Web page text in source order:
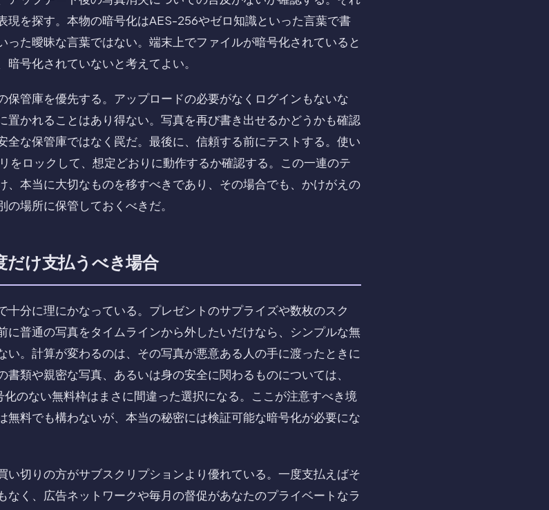
現を探す。本物の暗号化はAES-256やゼロ知識といった言葉で書
った曖昧な言葉ではない。端末上でファイルが暗号化されていると
号化されていないと考えてよい。
保管庫を優先する。アップロードの必要がなくログインもないな
置かれることはあり得ない。写真を再び書き出せるかどうかも確認
全な保管庫ではなく罠だ。最後に、信頼する前にテストする。使い
をロックして、想定どおりに動作するか確認する。この一連のテ
、本当に大切なものを移すべきであり、その場合でも、かけがえの
場所に保管しておくべきだ。
だけ支払うべき場合
十分に理にかなっている。プレゼントのサプライズや数枚のスク
に普通の写真をタイムラインから外したいだけなら、シンプルな無
い。計算が変わるのは、その写真が悪意ある人の手に渡ったときに
類や親密な写真、あるいは身の安全に関わるものについては、
のない無料枠はまさに間違った選択になる。ここが注意すべき境
無料でも構わないが、本当の秘密には検証可能な暗号化が必要にな
い切りの方がサブスクリプションより優れている。一度支払えばそ
なく、広告ネットワークや毎月の督促があなたのプライベートなラ